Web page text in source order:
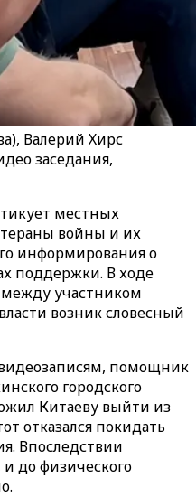
Валерий Хирс
заседания,
местных
войны и их
информирования о
поддержки. В ходе
участником
возник словесный
помощник
городского
Китаеву выйти из
отказался покидать
Впоследствии
и до физического